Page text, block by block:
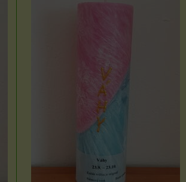
4 použité
Samolepky srdíčka
načatá